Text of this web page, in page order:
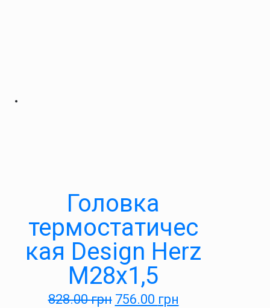
Головка
термостатичес
кая Design Herz
М28х1,5
828.00грн 756.00 грн